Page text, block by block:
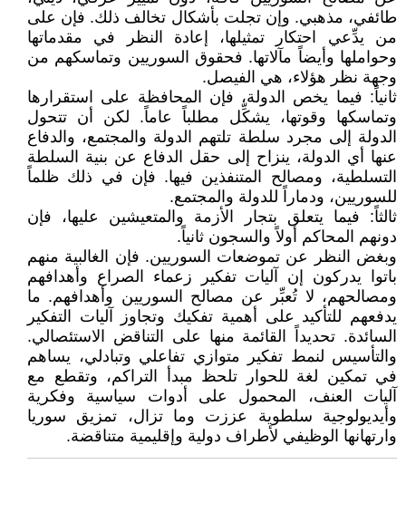
طائفي، مذهبي. وإن تجلت بأشكال تخالف ذلك. فإن على
من يدِّعي احتكار تمثيلها، إعادة النظر في مقدماتها
وحواملها وأيضاً مآلاتها. فحقوق السوريين وتماسكهم من
وجهة نظر هؤلاء، هي الفيصل.
ثانياً: فيما يخص الدولة، فإن المحافظة على استقرارها
وتماسكها وقوتها، يشكِّل مطلباً عاماً. لكن أن تتحول
الدولة إلى مجرد سلطة تلتهم الدولة والمجتمع، والدفاع
عنها أي الدولة، ينزاح إلى حقل الدفاع عن بنية السلطة
التسلطية، ومصالح المتنفذين فيها. فإن في ذلك ظلماً
للسوريين، ودماراً للدولة والمجتمع.
ثالثاً: فيما يتعلق بتجار الأزمة والمتعيشين عليها، فإن
دونهم المحاكم أولاً والسجون ثانياً.
وبغض النظر عن تموضعات السوريين. فإن الغالبية منهم
باتوا يدركون إن آليات تفكير زعماء الصراع وأهدافهم
ومصالحهم، لا تُعبِّر عن مصالح السوريين وأهدافهم. ما
يدفعهم للتأكيد على أهمية تفكيك وتجاوز آليات التفكير
السائدة. تحديداً القائمة منها على التناقض الاستئصالي.
والتأسيس لنمط تفكير متوازي تفاعلي وتبادلي، يساهم
في تمكين لغة للحوار تلحظ مبدأ التراكم، وتقطع مع
آليات العنف، المحمول على أدوات سياسية وفكرية
وأيديولوجية سلطوية عززت وما تزال، تمزيق سوريا
وارتهانها الوظيفي لأطراف دولية وإقليمية متناقضة.